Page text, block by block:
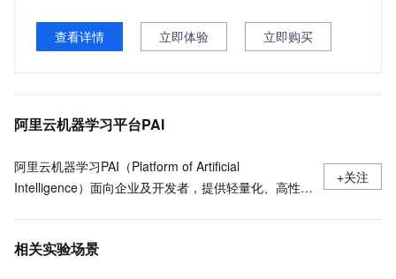
查看详情 立即体验 立即购买
阿里云机器学习平台PAI
阿里云机器学习PAI（Platform of Artificial
Intelligence）面向企业及开发者，提供轻量化、高性价
DSW云原生交互式建模平台、PAI-DLC云原生AI基础平
+关注
相关实验场景